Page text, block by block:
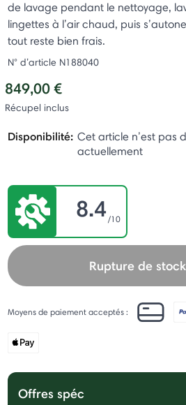
de lavage pendant le nettoyage,
lingettes à l’air chaud, puis
tout reste bien frais.
N° d’article N188040
849,00 €
Récupel inclus
Disponibilité: Cet article n’est pas
actuellement
8.4 /10
Rupture de stock
Moyens de paiement acceptés :
Offres spéc